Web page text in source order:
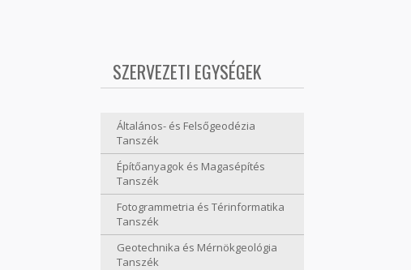
SZERVEZETI EGYSÉGEK
Általános- és Felsőgeodézia
Tanszék
Építőanyagok és Magasépítés
Tanszék
Fotogrammetria és Térinformatika
Tanszék
Geotechnika és Mérnökgeológia
Tanszék